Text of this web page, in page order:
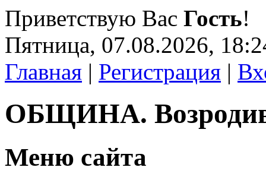
Приветствую Вас Гость!
Пятница, 07.08.2026,
Главная | Регистрация |
ОБЩИНА.
Меню сайта